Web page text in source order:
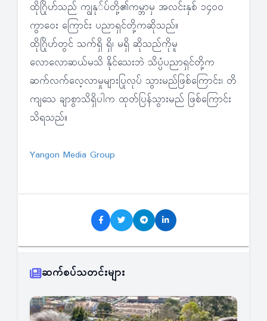
ထိုဂြိုဟ်သည် ကျွနု်ပ်တို့၏ကမ္ဘာမှ အလင်းနှစ် ၁၄ဝဝ
ကွာဝေး ကြောင်း ပညာရှင်တို့ကဆိုသည်။
ထိုဂြိုဟ်တွင် သက်ရှိ ရှိ၊ မရှိ ဆိုသည်ကိုမူ
လောလောဆယ်မသိ နိုင်သေးဘဲ သိပ္ပံပညာရှင်တို့က
ဆက်လက်လေ့လာမှုများပြုလုပ် သွားမည်ဖြစ်ကြောင်း၊ တိ
ကျသေ ချာစွာသိရှိပါက ထုတ်ပြန်သွားမည် ဖြစ်ကြောင်း
သိရသည်။
Yangon Media Group
ဆက်စပ်သတင်းများ